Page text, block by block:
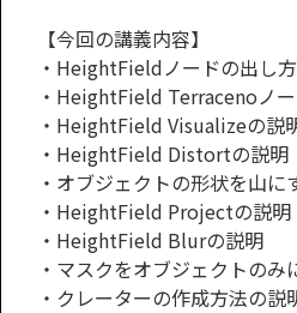
【今回の講義内容】
・HeightFieldノードの出し
・HeightField Terracenoノ
・HeightField Visualizeの説
・HeightField Distortの説明
・オブジェクトの形状を山に
・HeightField Projectの説明
・HeightField Blurの説明
・マスクをオブジェクトの
・クレーターの作成方法の説